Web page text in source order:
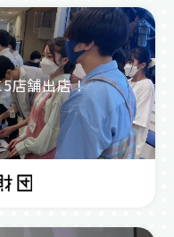
店舗出店！